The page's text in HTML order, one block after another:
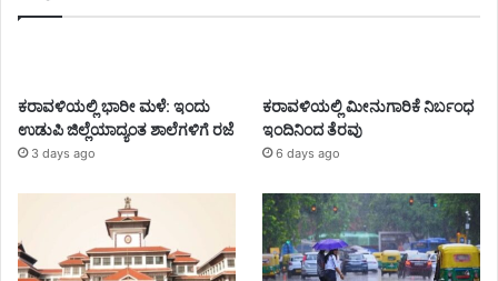
ಕರಾವಳಿಯಲ್ಲಿ ಭಾರೀ ಮಳೆ: ಇಂದು
ಉಡುಪಿ ಜಿಲ್ಲೆಯಾದ್ಯಂತ ಶಾಲೆಗಳಿಗೆ ರಜೆ
3 days ago
ಕರಾವಳಿಯಲ್ಲಿ ಮೀನುಗಾರಿಕೆ ನಿರ್ಬಂಧ
ಇಂದಿನಿಂದ ತೆರವು
6 days ago